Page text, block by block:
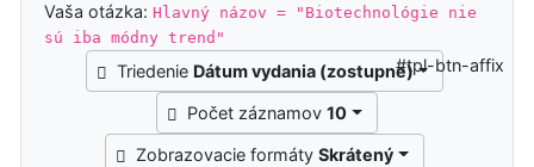
Vaša otázka:Hlavný názov = "Biotechnológie nie
sú iba módny trend"
Triedenie Dátum vydania (zostupne)
Počet záznamov10
Zobrazovacie formátySkrátený
#tpl-btn-affix